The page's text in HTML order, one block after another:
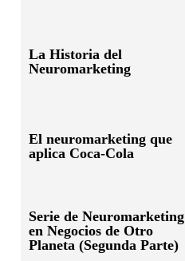
La Historia del
Neuromarketing
El neuromarketing que
aplica Coca-Cola
Serie de Neuromarketing
en Negocios de Otro
Planeta (Segunda Parte)